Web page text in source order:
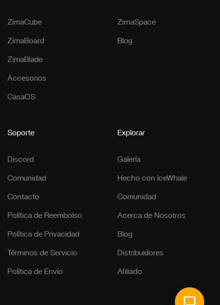
ZimaCube
ZimaBoard
ZimaBlade
Accesorios
CasaOS
ZimaSpace
Blog
Soporte
Discord
Comunidad
Contacto
Política de Reembolso
Política de Privacidad
Términos de Servicio
Política de Envío
Explorar
Galería
Hecho con IceWhale
Comunidad
Acerca de Nosotros
Blog
Distribuidores
Afiliado